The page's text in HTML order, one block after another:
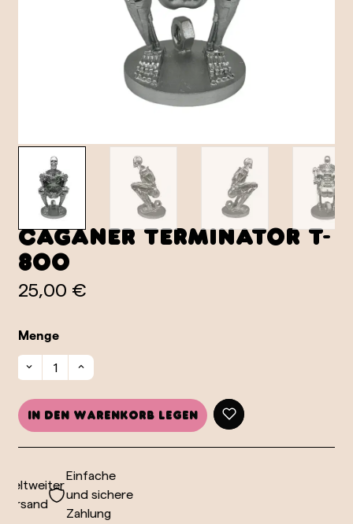
Caganer Terminator T-
800
25,00 €
Menge
In den Warenkorb legen
Einfache
und sichere
Zahlung